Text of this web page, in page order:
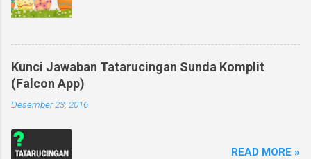
Kunci Jawaban Tatarucingan Sunda Komplit
(Falcon App)
Desember 23, 2016
READ MORE »